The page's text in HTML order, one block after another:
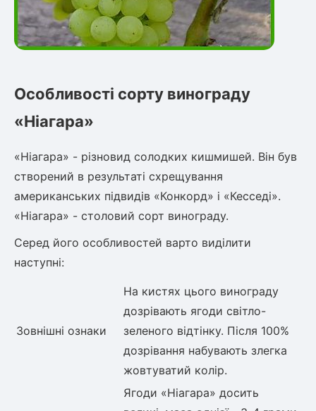
Рослини що в'ються
Гліцинія (Вістерія)
Плющ
Особливості сорту винограду
«Ніагара»
«Ніагара» - різновид солодких кишмишей. Він був
створений в результаті схрещування
американських підвидів «Конкорд» і «Кесседі».
«Ніагара» - столовий сорт винограду.
Серед його особливостей варто виділити
наступні:
Зовнішні ознаки
На кистях цього винограду
дозрівають ягоди світло-
зеленого відтінку. Після 100%
дозрівання набувають злегка
жовтуватий колір.
Ягоди «Ніагара» досить